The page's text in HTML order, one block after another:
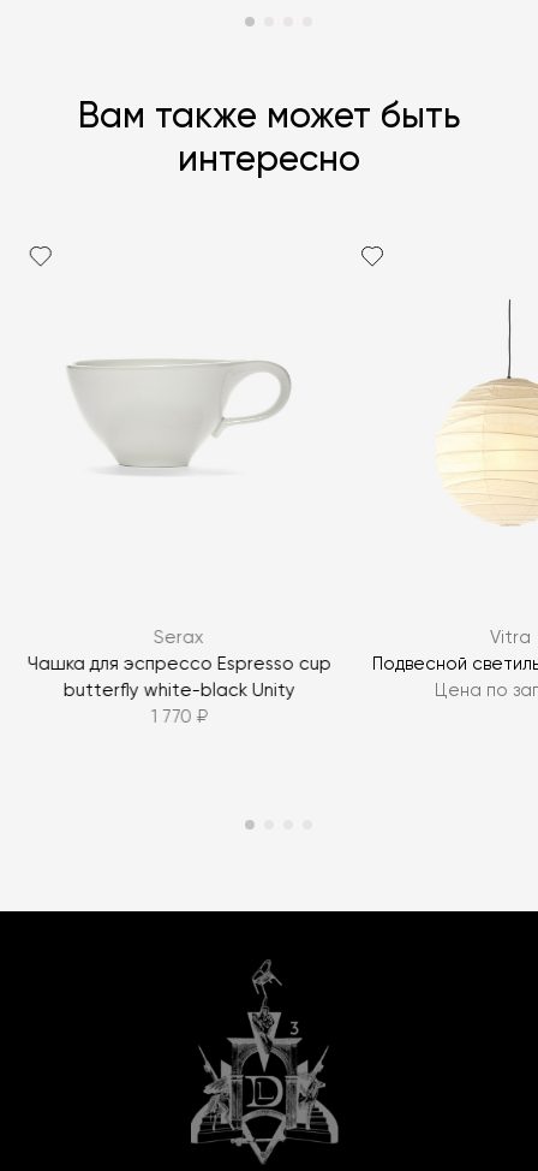
Вам также может быть
интересно
Serax
Чашка для эспрессо Espresso cup
butterfly white-black Unity
1 770 ₽
Vitra
Подвесной
Цена по